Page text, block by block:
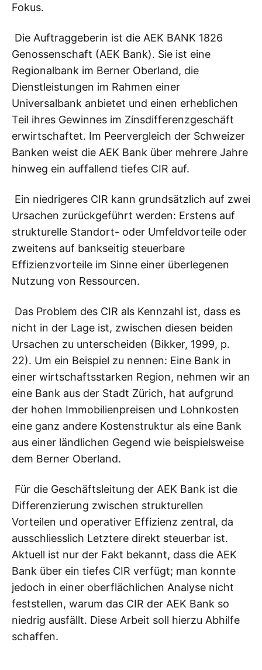
Fokus.
Die Auftraggeberin ist die AEK BANK 1826
Genossenschaft (AEK Bank). Sie ist eine
Regionalbank im Berner Oberland, die
Dienstleistungen im Rahmen einer
Universalbank anbietet und einen erheblichen
Teil ihres Gewinnes im Zinsdifferenzgeschäft
erwirtschaftet. Im Peervergleich der Schweizer
Banken weist die AEK Bank über mehrere Jahre
hinweg ein auffallend tiefes CIR auf.
Ein niedrigeres CIR kann grundsätzlich auf zwei
Ursachen zurückgeführt werden: Erstens auf
strukturelle Standort- oder Umfeldvorteile oder
zweitens auf bankseitig steuerbare
Effizienzvorteile im Sinne einer überlegenen
Nutzung von Ressourcen.
Das Problem des CIR als Kennzahl ist, dass es
nicht in der Lage ist, zwischen diesen beiden
Ursachen zu unterscheiden (Bikker, 1999, p.
22). Um ein Beispiel zu nennen: Eine Bank in
einer wirtschaftsstarken Region, nehmen wir an
eine Bank aus der Stadt Zürich, hat aufgrund
der hohen Immobilienpreisen und Lohnkosten
eine ganz andere Kostenstruktur als eine Bank
aus einer ländlichen Gegend wie beispielsweise
dem Berner Oberland.
Für die Geschäftsleitung der AEK Bank ist die
Differenzierung zwischen strukturellen
Vorteilen und operativer Effizienz zentral, da
ausschliesslich Letztere direkt steuerbar ist.
Aktuell ist nur der Fakt bekannt, dass die AEK
Bank über ein tiefes CIR verfügt; man konnte
jedoch in einer oberflächlichen Analyse nicht
feststellen, warum das CIR der AEK Bank so
niedrig ausfällt. Diese Arbeit soll hierzu Abhilfe
schaffen.